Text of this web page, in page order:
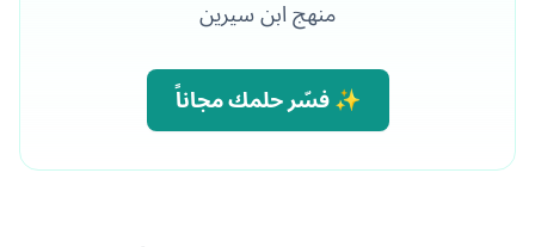
منهج ابن سيرين
✨ فسّر حلمك مجاناً